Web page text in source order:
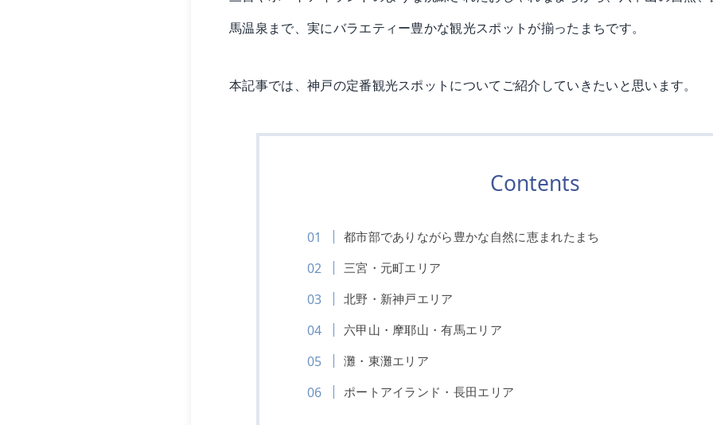
馬温泉まで、実にバラエティー豊かな観光スポットが揃ったまちです。
本記事では、神戸の定番観光スポットについてご紹介していきたいと思います。
Contents
都市部でありながら豊かな自然に恵まれたまち
三宮・元町エリア
北野・新神戸エリア
六甲山・摩耶山・有馬エリア
灘・東灘エリア
ポートアイランド・長田エリア